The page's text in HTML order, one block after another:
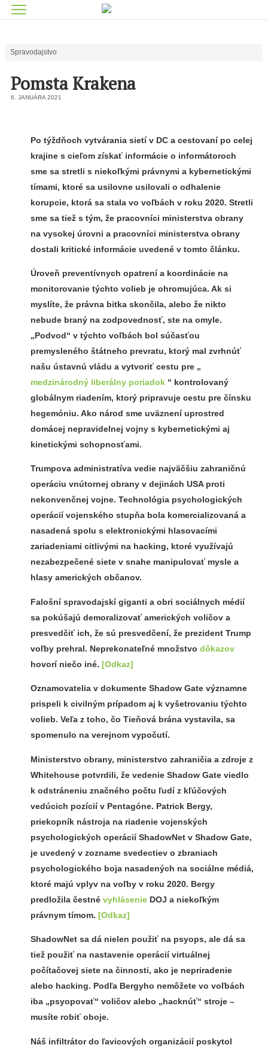
Spravodajstvo
Pomsta Krakena
6. JANUÁRA 2021
Po týždňoch vytvárania sietí v DC a cestovaní po celej
krajine s cieľom získať informácie o informátoroch
sme sa stretli s niekoľkými právnymi a kybernetickými
tímami, ktoré sa usilovne usilovali o odhalenie
korupcie, ktorá sa stala vo voľbách v roku 2020. Stretli
sme sa tiež s tým, že pracovníci ministerstva obrany
na vysokej úrovni a pracovníci ministerstva obrany
dostali kritické informácie uvedené v tomto článku.
Úroveň preventívnych opatrení a koordinácie na
monitorovanie týchto volieb je ohromujúca. Ak si
myslíte, že právna bitka skončila, alebo že nikto
nebude braný na zodpovednosť, ste na omyle.
„Podvod“ v týchto voľbách bol súčasťou
premysleného štátneho prevratu, ktorý mal zvrhnúť
našu ústavnú vládu a vytvoriť cestu pre „
medzinárodný liberálny poriadok“ kontrolovaný
globálnym riadením, ktorý pripravuje cestu pre čínsku
hegemóniu. Ako národ sme uväznení uprostred
domácej nepravidelnej vojny s kybernetickými aj
kinetickými schopnosťami.
Trumpova administratíva vedie najväčšiu zahraničnú
operáciu vnútornej obrany v dejinách USA proti
nekonvenčnej vojne. Technológia psychologických
operácií vojenského stupňa bola komercializovaná a
nasadená spolu s elektronickými hlasovacími
zariadeniami citlivými na hacking, ktoré využívajú
nezabezpečené siete v snahe manipulovať mysle a
hlasy amerických občanov.
Falošní spravodajskí giganti a obri sociálnych médií
sa pokúšajú demoralizovať amerických voličov a
presvedčiť ich, že sú presvedčení, že prezident Trump
voľby prehral. Neprekonateľné množstvo dôkazov
hovorí niečo iné. [Odkaz]
Oznamovatelia v dokumente Shadow Gate významne
prispeli k civilným prípadom aj k vyšetrovaniu týchto
volieb. Veľa z toho, čo Tieňová brána vystavila, sa
spomenulo na verejnom vypočutí.
Ministerstvo obrany, ministerstvo zahraničia a zdroje z
Whitehouse potvrdili, že vedenie Shadow Gate viedlo
k odstráneniu značného počtu ľudí z kľúčových
vedúcich pozícií v Pentagóne. Patrick Bergy,
priekopník nástroja na riadenie vojenských
psychologických operácií ShadowNet v Shadow Gate,
je uvedený v zozname svedectiev o zbraniach
psychologického boja nasadených na sociálne médiá,
ktoré majú vplyv na voľby v roku 2020. Bergy
predložila čestné vyhlásenieDOJ a niekoľkým
právnym tímom. [Odkaz]
ShadowNet sa dá nielen použiť na psyops, ale dá sa
tiež použiť na nastavenie operácií virtuálnej
počítačovej siete na činnosti, ako je nepriradenie
alebo hacking. Podľa Bergyho nemôžete vo voľbách
iba „psyopovať“ voličov alebo „hacknúť“ stroje –
musíte robiť oboje.
Náš infiltrátor do ľavicových organizácií poskytol